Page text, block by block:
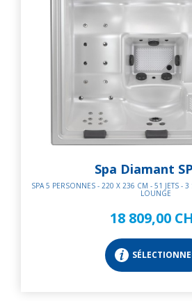
Spa Diamant
SPA 5 PERSONNES - 220 X 236 CM - 51 JETS - 3
LOUNGE
18 809,00